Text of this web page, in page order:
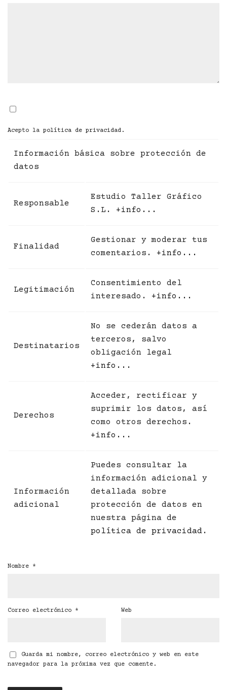
Acepto la política de privacidad .
Información básica sobre protección de
datos
Responsable
Estudio Taller Gráfico
S.L. +info...
Finalidad
Gestionar y moderar tus
comentarios. +info...
Legitimación
Consentimiento del
interesado. +info...
Destinatarios
No se cederán datos a
terceros, salvo
obligación legal
+info...
Derechos
Acceder, rectificar y
suprimir los datos, así
como otros derechos.
+info...
Información
adicional
Puedes consultar la
información adicional y
detallada sobre
protección de datos en
nuestra página de
política de privacidad .
Nombre *
Correo electrónico * Web
Guarda mi nombre, correo electrónico y web en este
navegador para la próxima vez que comente.